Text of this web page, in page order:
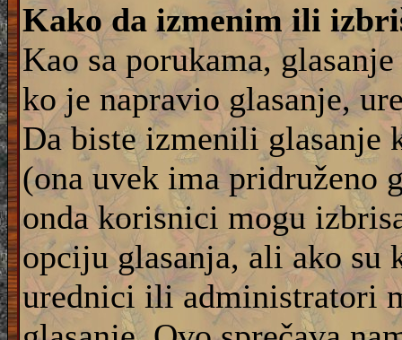
Kako da izmenim ili
Kao sa porukama,
ko je napravio glasanje,
Da biste izmenili glasanje
(ona uvek ima pridruženo
onda korisnici mogu
opciju glasanja, ali ako su
urednici ili administratori